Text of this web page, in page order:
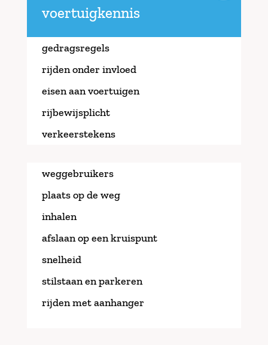
voertuigkennis
gedragsregels
rijden onder invloed
eisen aan voertuigen
rijbewijsplicht
verkeerstekens
weggebruikers
plaats op de weg
inhalen
afslaan op een kruispunt
snelheid
stilstaan en parkeren
rijden met aanhanger